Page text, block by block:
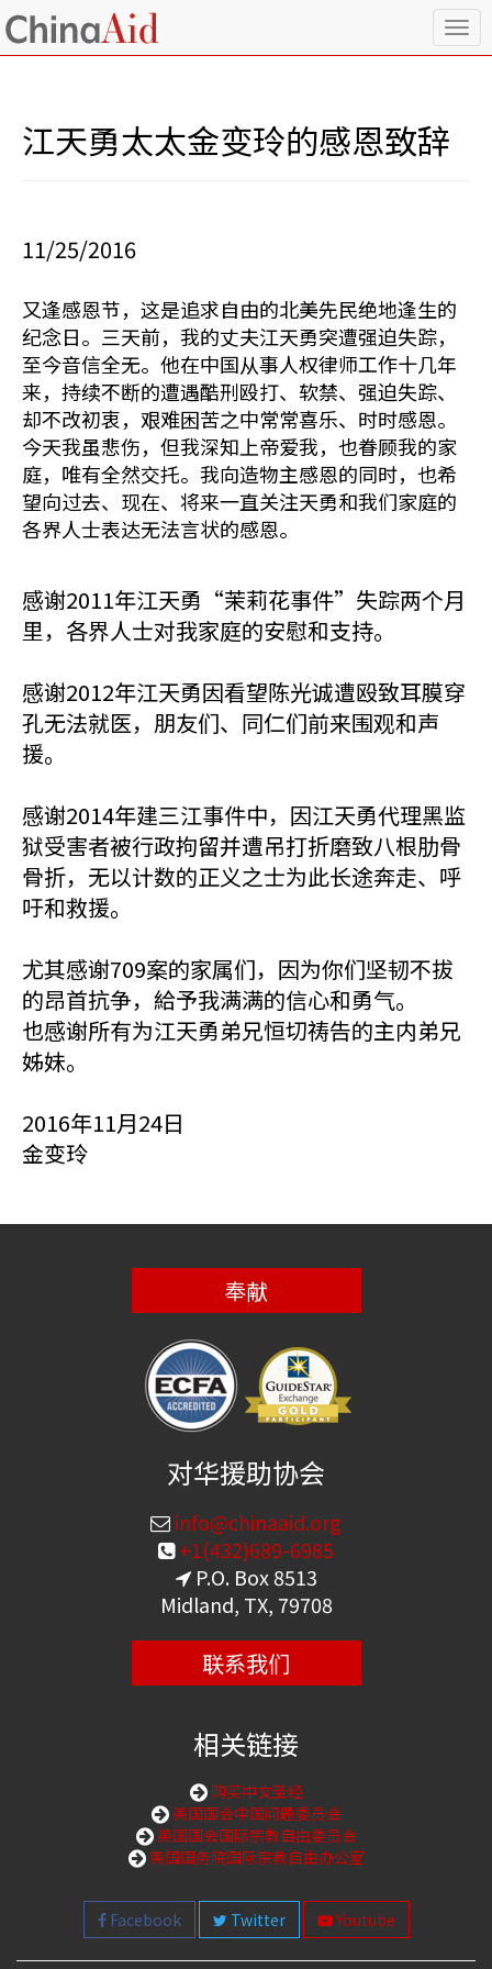
T
o
江天勇太太金变玲的感恩致辞
11/25/2016
又逢感恩节，这是追求自由的北美先民绝地逢生的
纪念日。三天前，我的丈夫江天勇突遭强迫失踪，
至今音信全无。他在中国从事人权律师工作十几年
来，持续不断的遭遇酷刑殴打、软禁、强迫失踪、
却不改初衷，艰难困苦之中常常喜乐、时时感恩。
今天我虽悲伤，但我深知上帝爱我，也眷顾我的家
庭，唯有全然交托。我向造物主感恩的同时，也希
望向过去、现在、将来一直关注天勇和我们家庭的
各界人士表达无法言状的感恩。
感谢2011年江天勇“茉莉花事件”失踪两个月
里，各界人士对我家庭的安慰和支持。
感谢2012年江天勇因看望陈光诚遭殴致耳膜穿
孔无法就医，朋友们、同仁们前来围观和声
援。
感谢2014年建三江事件中，因江天勇代理黑监
狱受害者被行政拘留并遭吊打折磨致八根肋骨
骨折，无以计数的正义之士为此长途奔走、呼
吁和救援。
尤其感谢709案的家属们，因为你们坚韧不拔
的昂首抗争，給予我满满的信心和勇气。
也感谢所有为江天勇弟兄恒切祷告的主内弟兄
姊妹。
2016年11月24日
金变玲
奉献
对华援助协会
info@chinaaid.org
+1(432)689-6985
P.O. Box 8513
Midland, TX, 79708
联系我们
相关链接
购买中文圣经
美国国会中国问题委员会
美国国会国际宗教自由委员会
美国国务院国际宗教自由办公室
Facebook Twitter Youtube